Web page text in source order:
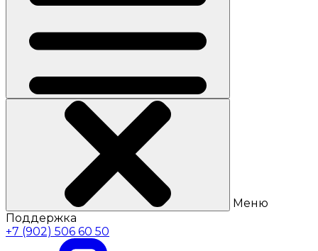
Меню
Поддержка
+7 (902) 506 60 50